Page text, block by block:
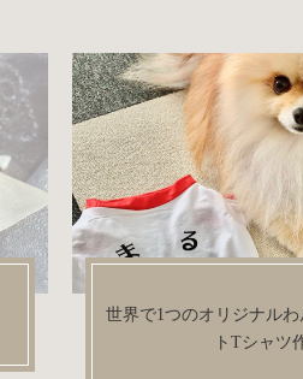
7月〜9月限定でドッグラ
ール登場